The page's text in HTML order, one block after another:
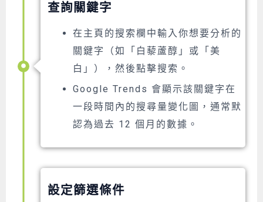
查詢關鍵字
在主頁的搜索欄中輸入你想要分析的
關鍵字（如「白藜蘆醇」或「美
白」），然後點擊搜索。
Google Trends 會顯示該關鍵字在
一段時間內的搜尋量變化圖，通常默
認為過去 12 個月的數據。
設定篩選條件